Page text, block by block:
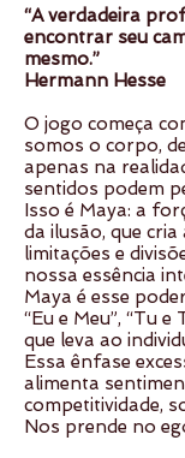
“A verdadeira
encontrar seu
mesmo.”
Hermann Hesse
O jogo começa
somos o corpo,
apenas na
sentidos podem
Isso é Maya: a
da ilusão, que
limitações e
nossa essência
Maya é esse
“Eu e Meu”, “Tu e
que leva ao
Essa ênfase
alimenta
competitividade,
Nos prende no